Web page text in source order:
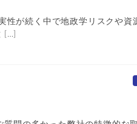
性が続く中で地政学リスクや資
[…]